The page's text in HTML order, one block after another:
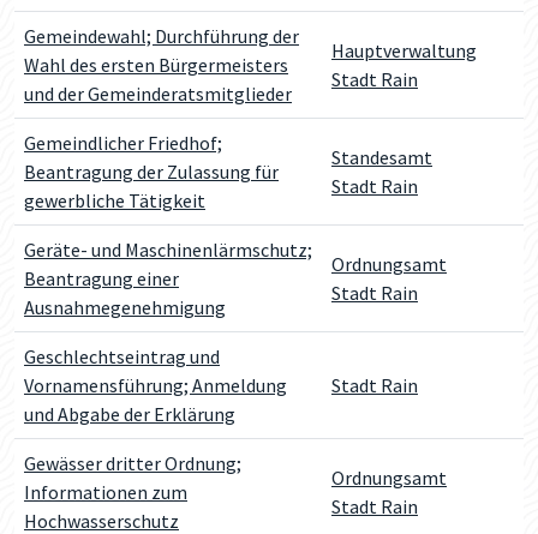
Gemeindewahl; Durchführung der
Wahl des ersten Bürgermeisters
und der Gemeinderatsmitglieder
Hauptverwaltung
Stadt Rain
Gemeindlicher Friedhof;
Beantragung der Zulassung für
gewerbliche Tätigkeit
Standesamt
Stadt Rain
Geräte- und Maschinenlärmschutz;
Beantragung einer
Ausnahmegenehmigung
Ordnungsamt
Stadt Rain
Geschlechtseintrag und
Vornamensführung; Anmeldung
und Abgabe der Erklärung
Stadt Rain
Gewässer dritter Ordnung;
Informationen zum
Hochwasserschutz
Ordnungsamt
Stadt Rain